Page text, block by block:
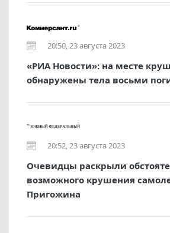
20:50, 23 августа 2023
«РИА Новости»: на месте
обнаружены тела восьми
20:52, 23 августа 2023
Очевидцы раскрыли
возможного крушения
Пригожина